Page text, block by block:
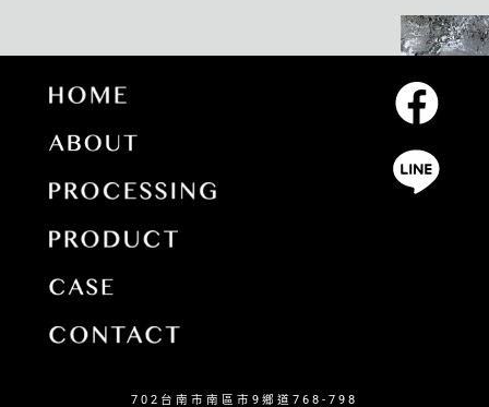
702台南市南區市9鄉道768-798